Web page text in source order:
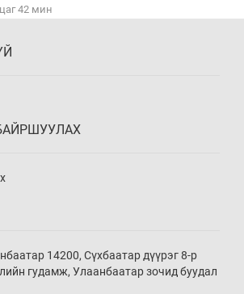
42 мин
12 мин
42 мин
цаг 12 мин
14200, Сүхбаатар дүүрэг 8-р
гудамж, Улаанбаатар зочид буудал